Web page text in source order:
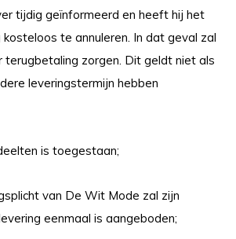
tijdig geïnformeerd en heeft hij het
te annuleren. In dat geval zal
zorgen. Dit geldt niet als
leveringstermijn hebben
is toegestaan;
van De Wit Mode zal zijn
eenmaal is aangeboden;